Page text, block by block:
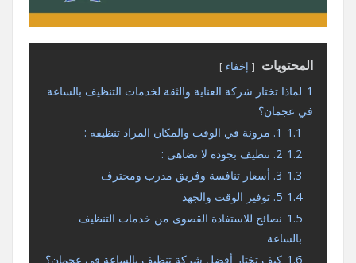
المحتويات إخفاء
1 لماذا تختار شركة العناية والثقة لخدمات التنظيف بالساعة
في عجمان؟
1.1 1. مرونة في الوقت والمكان المراد تنظيفه :
1.2 2. تنظيف بجودة لا تضاهى :
1.3 3. أسعار تنافسة وفريق مدرب ومحترف
1.4 5. توفير الوقت والجهد
1.5 نصائح للاستفادة القصوى من خدمات التنظيف
بالساعة
1.6 كيف تختار أفضل شركة تنظيف بالساعة في عجمان؟